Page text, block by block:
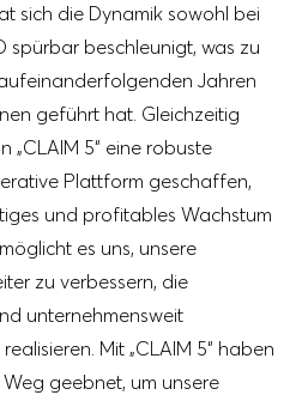
sich die Dynamik sowohl bei
spürbar beschleunigt, was zu
Jahren
geführt hat. Gleichzeitig
„CLAIM 5“ eine robuste
Plattform geschaffen,
und profitables Wachstum
es uns, unsere
zu verbessern, die
unternehmensweit
Mit „CLAIM 5“ haben
geebnet, um unsere